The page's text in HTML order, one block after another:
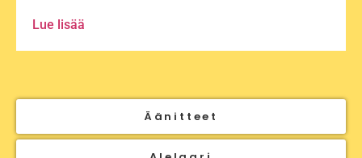
Lue lisää
Äänitteet